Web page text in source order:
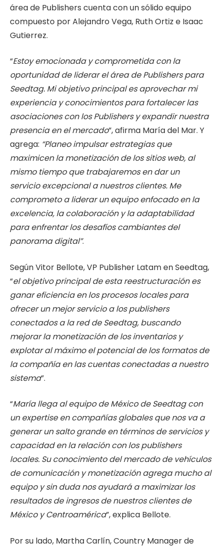
área de Publishers cuenta con un sólido equipo
compuesto por Alejandro Vega, Ruth Ortiz e Isaac
Gutierrez.
“Estoy emocionada y comprometida con la
oportunidad de liderar el área de Publishers para
Seedtag. Mi objetivo principal es aprovechar mi
experiencia y conocimientos para fortalecer las
asociaciones con los Publishers y expandir nuestra
presencia en el mercado”, afirma María del Mar. Y
agrega: “Planeo impulsar estrategias que
maximicen la monetización de los sitios web, al
mismo tiempo que trabajaremos en dar un
servicio excepcional a nuestros clientes. Me
comprometo a liderar un equipo enfocado en la
excelencia, la colaboración y la adaptabilidad
para enfrentar los desafíos cambiantes del
panorama digital”.
Según Vitor Bellote, VP Publisher Latam en Seedtag,
“el objetivo principal de esta reestructuración es
ganar eficiencia en los procesos locales para
ofrecer un mejor servicio a los publishers
conectados a la red de Seedtag, buscando
mejorar la monetización de los inventarios y
explotar al máximo el potencial de los formatos de
la compañía en las cuentas conectadas a nuestro
sistema”.
“María llega al equipo de México de Seedtag con
un expertise en compañías globales que nos va a
generar un salto grande en términos de servicios y
capacidad en la relación con los publishers
locales. Su conocimiento del mercado de vehículos
de comunicación y monetización agrega mucho al
equipo y sin duda nos ayudará a maximizar los
resultados de ingresos de nuestros clientes de
México y Centroamérica”, explica Bellote.
Por su lado, Martha Carlín, Country Manager de